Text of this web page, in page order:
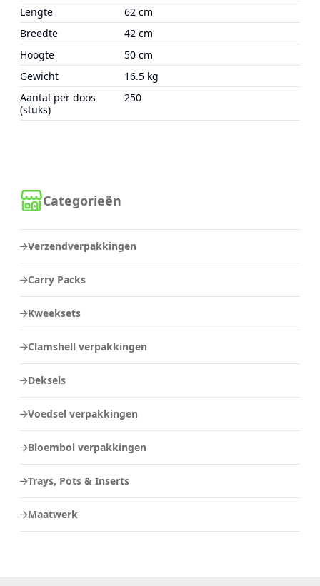
Categorieën
Verzendverpakkingen
Carry Packs
Kweeksets
Clamshell verpakkingen
Deksels
Voedsel verpakkingen
Bloembol verpakkingen
Trays, Pots & Inserts
Maatwerk
Lengte
62 cm
Breedte
42 cm
Hoogte
50 cm
Gewicht
16.5 kg
Aantal per doos
(stuks)
250